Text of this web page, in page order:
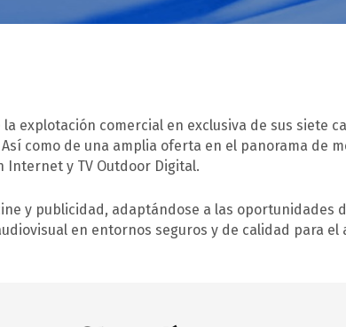
explotación comercial en exclusiva de sus siete
como de una amplia oferta en el panorama de
y TV Outdoor Digital.
y publicidad, adaptándose a las oportunidades
en entornos seguros y de calidad para el